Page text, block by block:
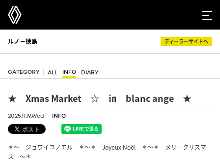
ルノ－徳島 ディーラーサイトへ
CATEGORY ALL INFO DIARY
★ Xmas Market ☆ ㏌ blanc ange ★
2025.11.19.Wed INFO
＊～ ジョワイユノエル ＊～＊ Joyeux Noël ＊～＊ メリークリスマ
ス ～＊